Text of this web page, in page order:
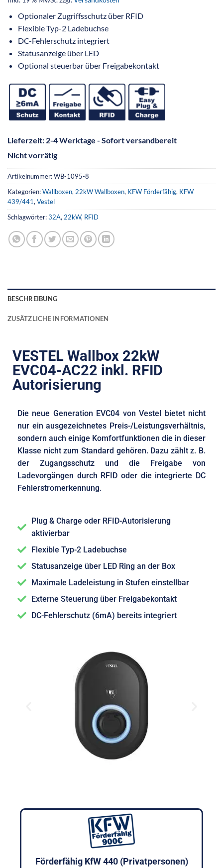
Optionaler Zugriffsschutz über RFID
Flexible Typ-2 Ladebuchse
DC-Fehlerschutz integriert
Statusanzeige über LED
Optional steuerbar über Freigabekontakt
Lieferzeit: 2-4 Werktage - Sofort versandbereit
Nicht vorrätig
Artikelnummer:WB-1095-8
Kategorien:Wallboxen, 22kW Wallboxen, KFW Förderfähig, KFW
439/441, Vestel
Schlagwörter:32A, 22kW, RFID
BESCHREIBUNG
ZUSÄTZLICHE INFORMATIONEN
VESTEL Wallbox 22kW
EVC04-AC22 inkl. RFID
Autorisierung
Die neue Generation EVC04 von Vestel bietet nicht
nur ein ausgezeichnetes Preis-/Leistungsverhältnis,
sondern auch einige Komfortfunktionen die in dieser
Klasse nicht zum Standard gehören. Dazu zählt z. B.
der Zugangsschutz und die Freigabe von
Ladevorgängen durch RFID oder die integrierte DC
Fehlerstromerkennung.
Plug & Charge oder RFID-Autorisierung
aktivierbar
Flexible Typ-2 Ladebuchse
Statusanzeige über LED Ring an der Box
Maximale Ladeleistung in Stufen einstellbar
Externe Steuerung über Freigabekontakt
DC-Fehlerschutz (6mA) bereits integriert
Förderfähig KfW 440 (Privatpersonen)